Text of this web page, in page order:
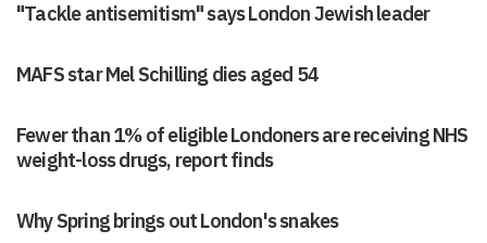
"Tackle antisemitism" says London Jewish leader
MAFS star Mel Schilling dies aged 54
Fewer than 1% of eligible Londoners are receiving NHS
weight-loss drugs, report finds
Why Spring brings out London's snakes